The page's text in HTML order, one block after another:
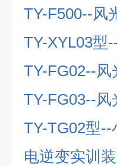
TY-F500--风
TY-XYL03型
TY-FG02--风
TY-FG03--风
TY-TG02型--
电逆变实训